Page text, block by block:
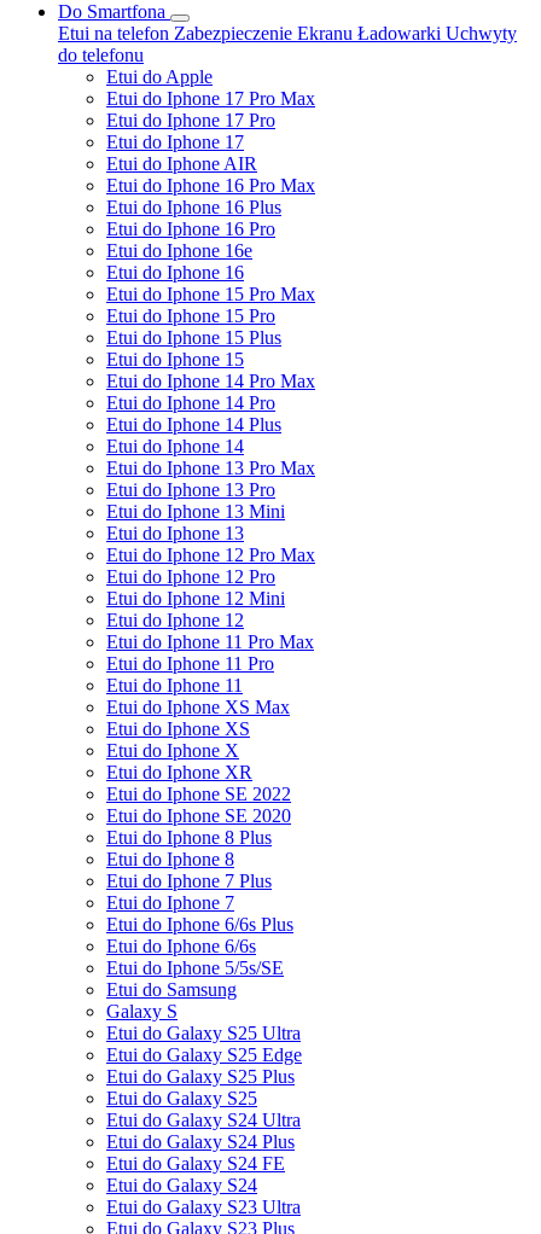
Do Smartfona
Etui na telefon Zabezpieczenie Ekranu Ładowarki Uchwyty
do telefonu
Etui do Apple
Etui do Iphone 17 Pro Max
Etui do Iphone 17 Pro
Etui do Iphone 17
Etui do Iphone AIR
Etui do Iphone 16 Pro Max
Etui do Iphone 16 Plus
Etui do Iphone 16 Pro
Etui do Iphone 16e
Etui do Iphone 16
Etui do Iphone 15 Pro Max
Etui do Iphone 15 Pro
Etui do Iphone 15 Plus
Etui do Iphone 15
Etui do Iphone 14 Pro Max
Etui do Iphone 14 Pro
Etui do Iphone 14 Plus
Etui do Iphone 14
Etui do Iphone 13 Pro Max
Etui do Iphone 13 Pro
Etui do Iphone 13 Mini
Etui do Iphone 13
Etui do Iphone 12 Pro Max
Etui do Iphone 12 Pro
Etui do Iphone 12 Mini
Etui do Iphone 12
Etui do Iphone 11 Pro Max
Etui do Iphone 11 Pro
Etui do Iphone 11
Etui do Iphone XS Max
Etui do Iphone XS
Etui do Iphone X
Etui do Iphone XR
Etui do Iphone SE 2022
Etui do Iphone SE 2020
Etui do Iphone 8 Plus
Etui do Iphone 8
Etui do Iphone 7 Plus
Etui do Iphone 7
Etui do Iphone 6/6s Plus
Etui do Iphone 6/6s
Etui do Iphone 5/5s/SE
Etui do Samsung
Galaxy S
Etui do Galaxy S25 Ultra
Etui do Galaxy S25 Edge
Etui do Galaxy S25 Plus
Etui do Galaxy S25
Etui do Galaxy S24 Ultra
Etui do Galaxy S24 Plus
Etui do Galaxy S24 FE
Etui do Galaxy S24
Etui do Galaxy S23 Ultra
Etui do Galaxy S23 Plus